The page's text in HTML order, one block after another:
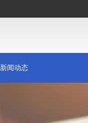
新闻动态